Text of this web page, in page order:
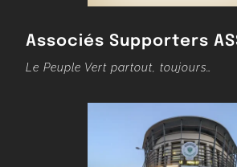
Associés Supporters
Le Peuple Vert partout, toujours…